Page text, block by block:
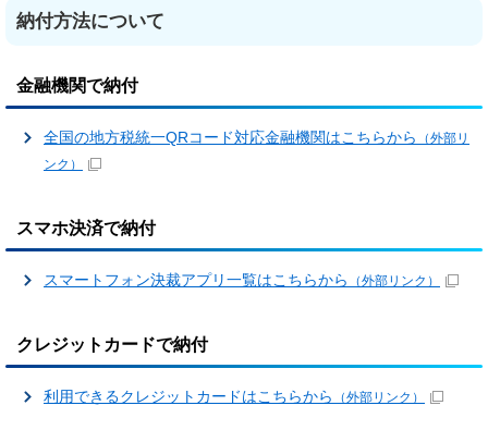
納付方法について
金融機関で納付
全国の地方税統一QRコード対応金融機関はこちらから
（外部リ
ンク）
スマホ決済で納付
スマートフォン決裁アプリ一覧はこちらから （外部リンク）
クレジットカードで納付
利用できるクレジットカードはこちらから （外部リンク）